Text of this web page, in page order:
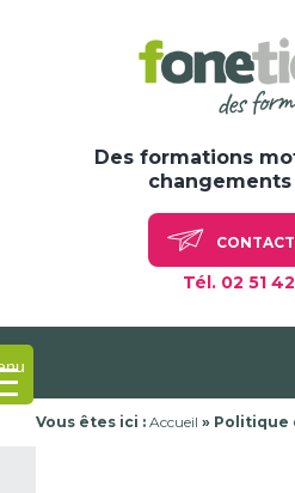
Des formations
Tél. 02 51
Vous êtes ici : Accueil » Politique